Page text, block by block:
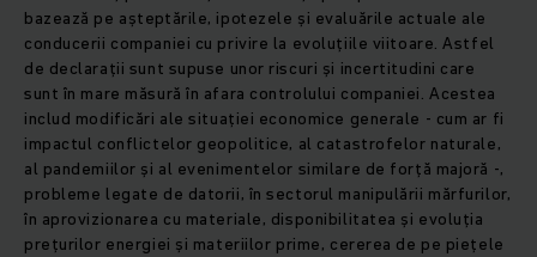
bazează pe așteptările, ipotezele și evaluările actuale ale
conducerii companiei cu privire la evoluțiile viitoare. Astfel
de declarații sunt supuse unor riscuri și incertitudini care
sunt în mare măsură în afara controlului companiei. Acestea
includ modificări ale situației economice generale - cum ar fi
impactul conflictelor geopolitice, al catastrofelor naturale,
al pandemiilor și al evenimentelor similare de forță majoră -,
probleme legate de datorii, în sectorul manipulării mărfurilor,
în aprovizionarea cu materiale, disponibilitatea și evoluția
prețurilor energiei și materiilor prime, cererea de pe piețele